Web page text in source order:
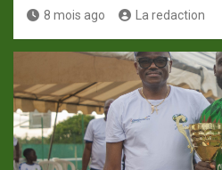
8 mois ago La redaction